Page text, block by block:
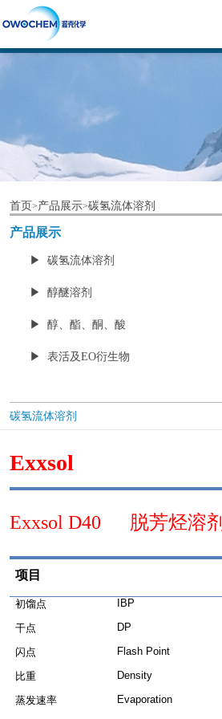
首页>产品展示>碳氢流体溶剂
产品展示
▶ 碳氢流体溶剂
▶ 醇醚溶剂
▶ 醇、酯、酮、酸
▶ 表活及EO衍生物
碳氢流体溶剂
Exxsol
Exxsol D40 脱芳烃溶剂
项目
初馏点 IBP
干点 DP
闪点 Flash Point
比重 Density
蒸发速率 Evaporation